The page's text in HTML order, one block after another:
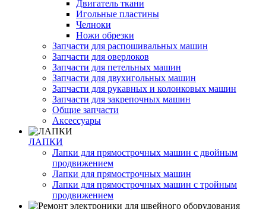
Двигатель ткани
Игольные пластины
Челноки
Ножи обрезки
Запчасти для распошивальных машин
Запчасти для оверлоков
Запчасти для петельных машин
Запчасти для двухигольных машин
Запчасти для рукавных и колонковых машин
Запчасти для закрепочных машин
Общие запчасти
Аксессуары
ЛАПКИ
Лапки для прямострочных машин с двойным
продвижением
Лапки для прямострочных машин
Лапки для прямострочных машин с тройным
продвижением